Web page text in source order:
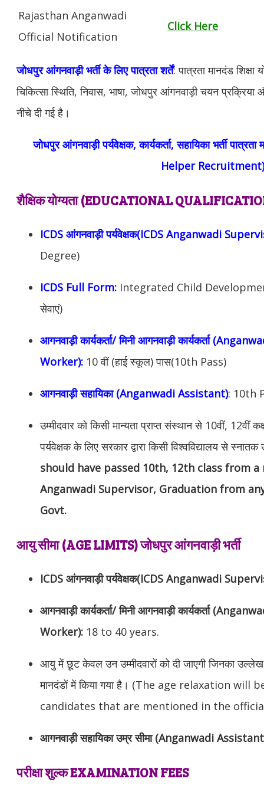
Rajasthan Anganwadi
Official Notification
Click Here
जोधपुर आंगनवाड़ी भर्ती के लिए पात्रता शर्तें: पात्रता मानदंड शिक्षा
चिकित्सा स्थिति, निवास, भाषा, जोधपुर आंगनवाड़ी चयन
नीचे दी गई है।
जोधपुर आंगनवाड़ी पर्यवेक्षक, कार्यकर्ता, सहायिका भर्ती
Helper
शैक्षिक योग्यता (EDUCATIONAL
ICDS आंगनवाड़ी पर्यवेक्षक(ICDS Anganwadi
Degree)
ICDS Full Form: Integrated Child
सेवाएं)
आगनवाड़ी कार्यकर्ता/ मिनी आगनवाड़ी कार्यकर्ता
Worker): 10 वीं (हाई स्कूल) पास(10th Pass)
आगनवाड़ी सहायिका (Anganwadi Assistant): 10th
उम्मीदवार को किसी मान्यता प्राप्त संस्थान से 10वीं, 12वीं
पर्यवेक्षक के लिए सरकार द्वारा किसी विश्वविद्यालय से स्नातक
should have passed 10th, 12th class from
Anganwadi Supervisor, Graduation from
Govt.
आयु सीमा (AGE LIMITS) जोधपुर आंगनवाड़ी भर्ती
ICDS आंगनवाड़ी पर्यवेक्षक(ICDS Anganwadi
आगनवाड़ी कार्यकर्ता/ मिनी आगनवाड़ी कार्यकर्ता
Worker): 18 to 40 years.
आयु में छूट केवल उन उम्मीदवारों को दी जाएगी जिनका
मानदंडों में किया गया है। (The age relaxation
candidates that are mentioned in the
आगनवाड़ी सहायिका उम्र सीमा (Anganwadi
परीक्षा शुल्क EXAMINATION FEES